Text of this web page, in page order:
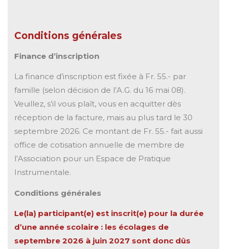
Conditions générales
Finance d’inscription
La finance d’inscription est fixée à Fr. 55.- par
famille (selon décision de l’A.G. du 16 mai 08).
Veuillez, s’il vous plaît, vous en acquitter dès
réception de la facture, mais au plus tard le 30
septembre 2026. Ce montant de Fr. 55.- fait aussi
office de cotisation annuelle de membre de
l’Association pour un Espace de Pratique
Instrumentale.
Conditions générales
Le(la) participant(e) est inscrit(e) pour la durée
d’une année scolaire : les écolages de
septembre 2026 à juin 2027 sont donc dûs